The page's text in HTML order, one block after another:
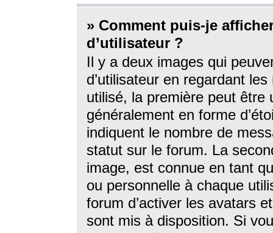
» Comment puis-je
d’utilisateur ?
Il y a deux images qui
d’utilisateur en regardant
utilisé, la première peut être
généralement en forme
indiquent le nombre de
statut sur le forum. La
image, est connue en tant
ou personnelle à chaque
forum d’activer les avatars
sont mis à disposition. Si